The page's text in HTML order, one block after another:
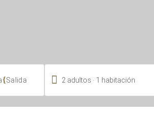
{Salida  2 adultos 1 habitación